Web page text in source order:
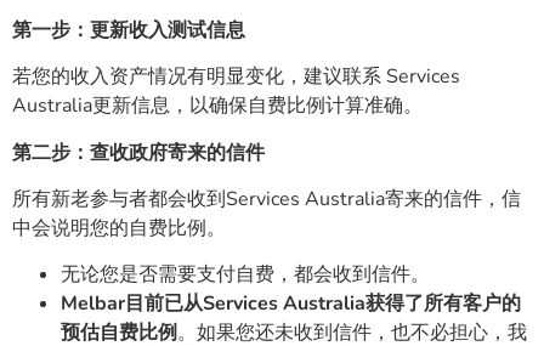
第一步：更新收入测试信息
若您的收入资产情况有明显变化，建议联系 Services
Australia更新信息，以确保自费比例计算准确。
第二步：查收政府寄来的信件
所有新老参与者都会收到Services Australia寄来的信件，信
中会说明您的自费比例。
无论您是否需要支付自费，都会收到信件。
Melbar目前已从Services Australia获得了所有客户的
预估自费比例。如果您还未收到信件，也不必担心，我